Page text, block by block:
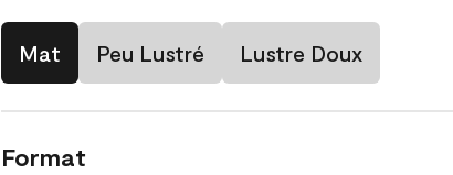
Mat Peu Lustré Lustre Doux
Format